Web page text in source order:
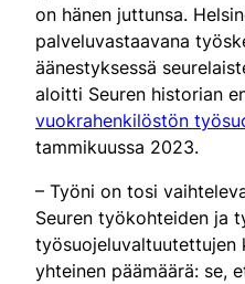
on hänen juttunsa.
palveluvastaavana
äänestyksessä
aloitti Seuren historian
vuokrahenkilöstön
tammikuussa 2023.
– Työni on tosi
Seuren työkohteiden ja
työsuojeluvaltuutettujen
yhteinen päämäärä: se,